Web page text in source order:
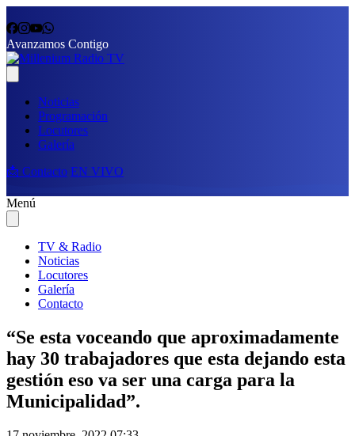
Avanzamos Contigo
Noticias
Programación
Locutores
Galería
📩 Contacto EN VIVO
Menú
TV & Radio
Noticias
Locutores
Galería
Contacto
“Se esta voceando que aproximadamente
hay 30 trabajadores que esta dejando esta
gestión eso va ser una carga para la
Municipalidad”.